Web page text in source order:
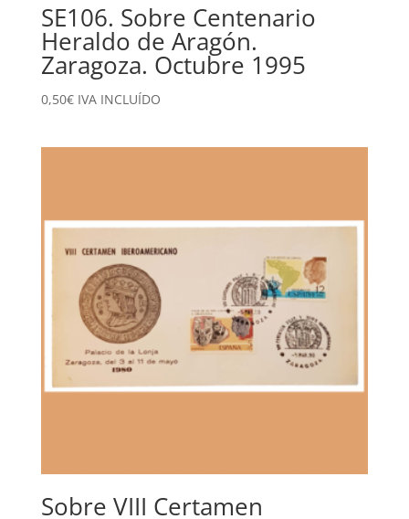
SE106. Sobre Centenario
Heraldo de Aragón.
Zaragoza. Octubre 1995
0,50€ IVA INCLUÍDO
Sobre VIII Certamen